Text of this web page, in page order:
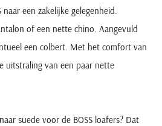
een zakelijke gelegenheid.
of een nette chino. Aangevuld
een colbert. Met het comfort van
uitstraling van een paar nette
suede voor de BOSS loafers? Dat